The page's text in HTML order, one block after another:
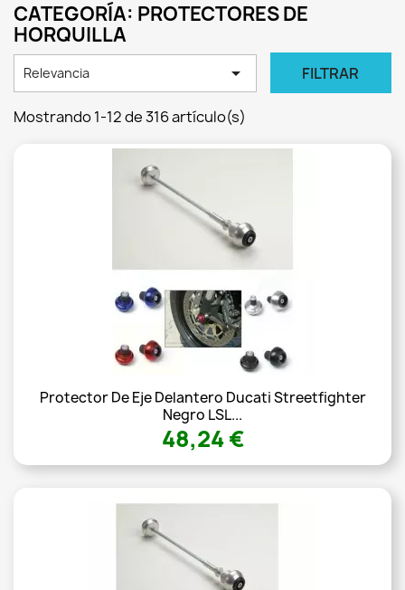
CATEGORÍA: PROTECTORES DE
HORQUILLA
Relevancia  FILTRAR
Mostrando 1-12 de 316 artículo(s)
Protector De Eje Delantero Ducati Streetfighter
Negro LSL...
48,24 €